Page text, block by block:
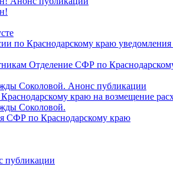
Краснодарскому краю уведомления
Отделение СФР по
Соколовой. Анонс публикации
краю на возмещение
Соколовой.
СФР по Краснодарскому краю
публикации